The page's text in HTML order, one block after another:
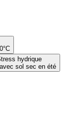
hydrique
sol sec en été